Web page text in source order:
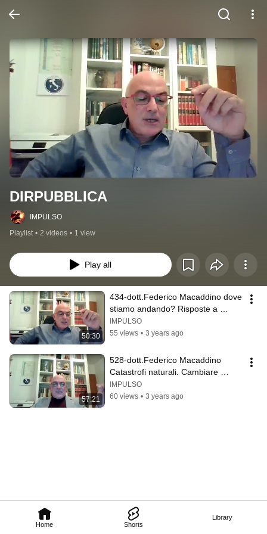
Home Shorts
Library
DIRPUBBLICA
IMPULSO
Playlist • 2 videos • 1 view
Play all
50:30
434-dott.Federico Macaddino dove
stiamo andando? Risposte a
quesiti di polica economia facile
IMPULSO
55 views • 3 years ago
57:21
528-dott.Federico Macaddino
Catastrofi naturali. Cambiare
l'ottica
IMPULSO
60 views • 3 years ago